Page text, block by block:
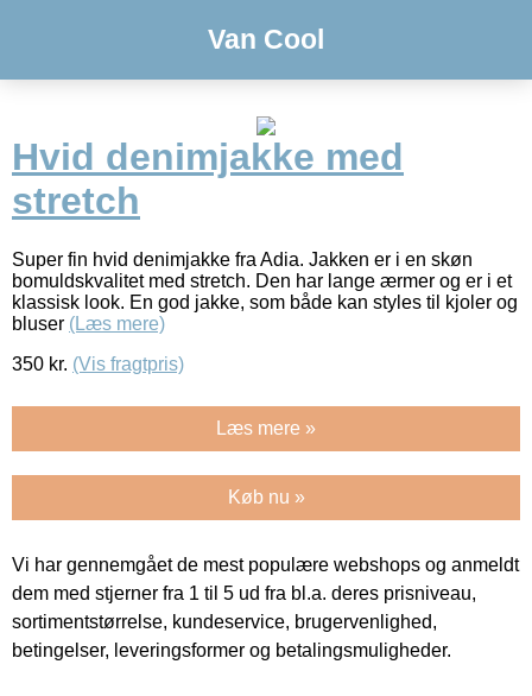
Van Cool
Hvid denimjakke med
stretch
Super fin hvid denimjakke fra Adia. Jakken er i en skøn
bomuldskvalitet med stretch. Den har lange ærmer og er i et
klassisk look. En god jakke, som både kan styles til kjoler og
bluser (Læs mere)
350 kr. (Vis fragtpris)
Læs mere »
Køb nu »
Vi har gennemgået de mest populære webshops og anmeldt
dem med stjerner fra 1 til 5 ud fra bl.a. deres prisniveau,
sortimentstørrelse, kundeservice, brugervenlighed,
betingelser, leveringsformer og betalingsmuligheder.